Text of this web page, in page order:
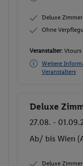
Deluxe Zimmer
Ohne
Veranstalter: Vtours
Weitere
Veranstalters
Buchen
Deluxe
27.08. -
Ab/ bis Wien
Deluxe Zimmer